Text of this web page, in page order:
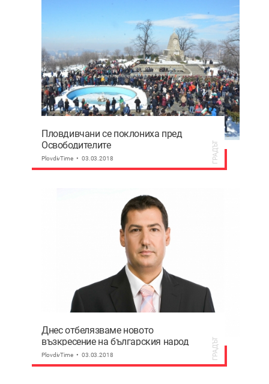
Пловдивчани се поклониха пред
Освободителите
PlovdivTime 03.03.2018 ГРАДЪТ
Днес отбелязваме новото
възкресение на българския народ
PlovdivTime 03.03.2018 ГРАДЪТ